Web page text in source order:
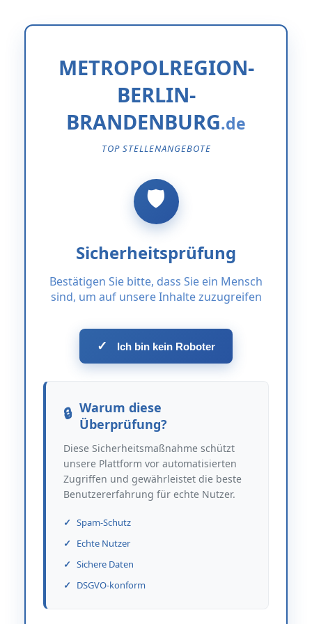
METROPOLREGION-
BERLIN-
BRANDENBURG
TOP STELLENANGEBOTE
Sicherheitsprüfung
Bestätigen Sie bitte, dass Sie ein Mensch
sind, um auf unsere Inhalte zuzugreifen
✓ Ich bin kein Roboter
Warum diese
Überprüfung?
Diese Sicherheitsmaßnahme schützt
unsere Plattform vor automatisierten
Zugriffen und gewährleistet die beste
Benutzererfahrung für echte Nutzer.
Spam-Schutz
Echte Nutzer
Sichere Daten
DSGVO-konform